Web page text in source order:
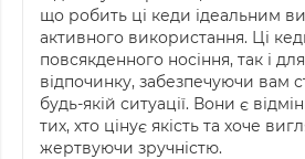
що робить ці кеди ідеальним
активного використання. Ці
повсякденного носіння, так і
відпочинку, забезпечуючи вам
будь-якій ситуації. Вони є
тих, хто цінує якість та хоче
жертвуючи зручністю.